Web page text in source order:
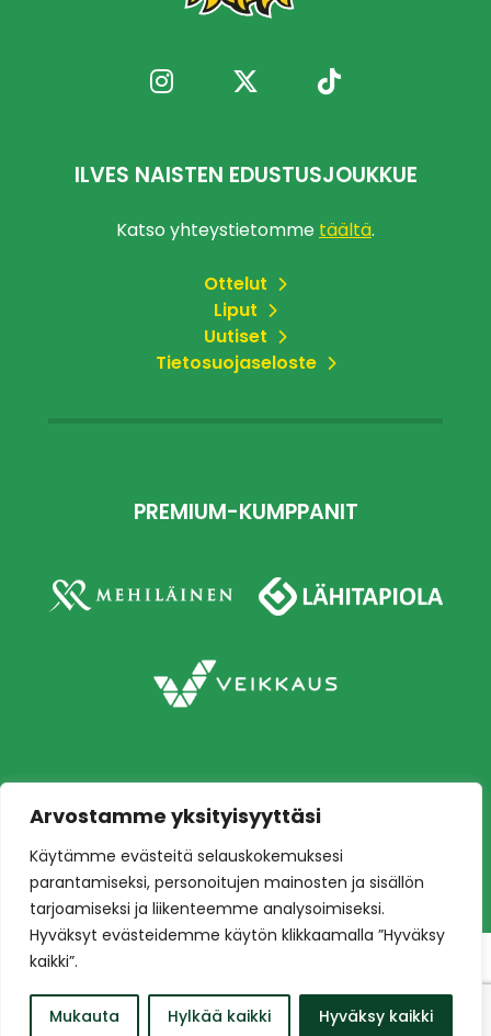
Arvostamme yksityisyyttäsi
Käytämme evästeitä selauskokemuksesi
parantamiseksi, personoitujen mainosten ja sisällön
tarjoamiseksi ja liikenteemme analysoimiseksi.
Hyväksyt evästeidemme käytön klikkaamalla ”Hyväksy
kaikki”.
Mukauta Hylkää kaikki Hyväksy kaikki
ILVES NAISTEN EDUSTUSJOUKKUE
Katso yhteystietomme täältä.
Ottelut
Liput
Uutiset
Tietosuojaseloste
PREMIUM-KUMPPANIT
edustusjoukkue
Toteutus:Mainostoimisto Värikäs